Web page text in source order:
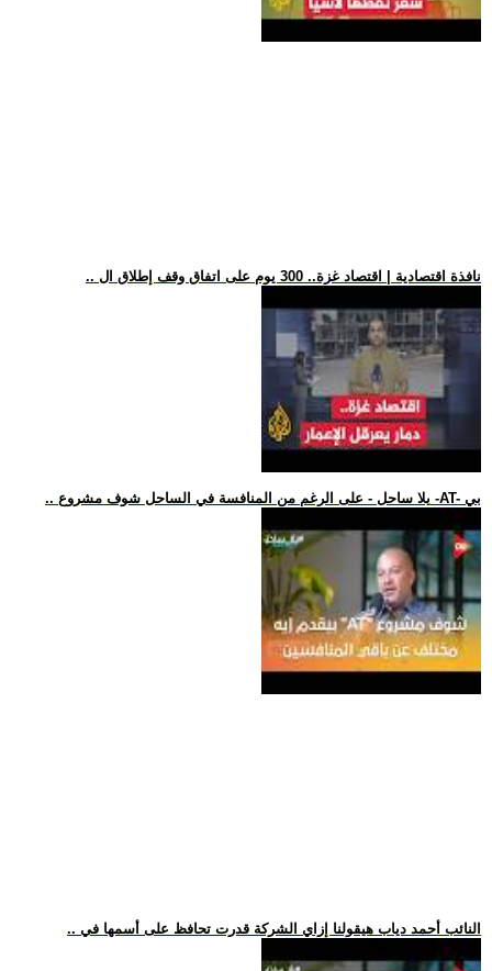
.. نافذة اقتصادية | اقتصاد غزة.. 300 يوم على اتفاق وقف إطلاق ال
.. يلا ساحل - على الرغم من المنافسة في الساحل شوف مشروع -AT- بي
.. النائب أحمد دياب هيقولنا إزاي الشركة قدرت تحافظ على أسمها في